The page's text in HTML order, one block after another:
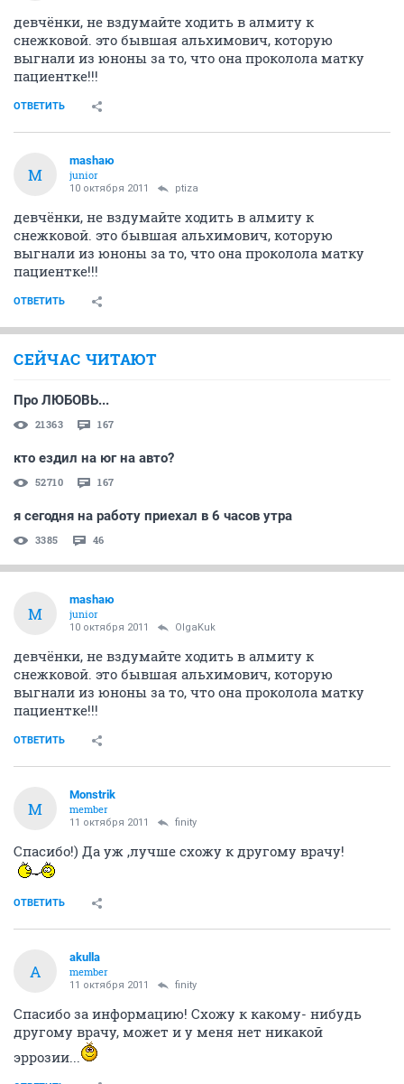
девчёнки, не вздумайте ходить в алмиту к
снежковой. это бывшая альхимович, которую
выгнали из юноны за то, что она проколола матку
пациентке!!!
ОТВЕТИТЬ
M
mashaю
junior
10 октября 2011 ptiza
девчёнки, не вздумайте ходить в алмиту к
снежковой. это бывшая альхимович, которую
выгнали из юноны за то, что она проколола матку
пациентке!!!
ОТВЕТИТЬ
СЕЙЧАС ЧИТАЮТ
Про ЛЮБОВЬ...
21363 167
кто ездил на юг на авто?
52710 167
я сегодня на работу приехал в 6 часов утра
3385 46
M
mashaю
junior
10 октября 2011 OlgaKuk
девчёнки, не вздумайте ходить в алмиту к
снежковой. это бывшая альхимович, которую
выгнали из юноны за то, что она проколола матку
пациентке!!!
ОТВЕТИТЬ
M
Monstrik
member
11 октября 2011 finity
Спасибо!) Да уж ,лучше схожу к другому врачу!
ОТВЕТИТЬ
A
akulla
member
11 октября 2011 finity
Спасибо за информацию! Схожу к какому- нибудь
другому врачу, может и у меня нет никакой
эррозии...